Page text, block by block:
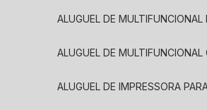
ALUGUEL DE
ALUGUEL DE
ALUGUEL DE IMPRESSORA